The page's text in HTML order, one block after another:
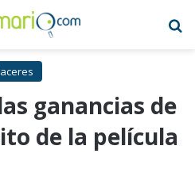
ganancias de
de la película